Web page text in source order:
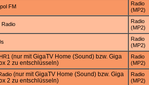
FM
Radio
(MP2)
Radio
Radio
(MP2)
Radio
(MP2)
(nur mit GigaTV Home (Sound) bzw. Giga
2 zu entschlüsseln)
Radio
(MP2)
(nur mit GigaTV Home (Sound) bzw. Giga
2 zu entschlüsseln)
Radio
(MP2)